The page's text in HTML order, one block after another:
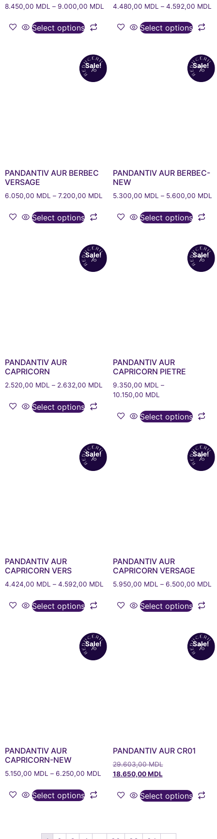
8.450,00 MDL – 9.000,00 MDL
Select options
4.480,00 MDL – 4.592,00 MDL
Select options
Sale!
PANDANTIV AUR BERBEC
VERSAGE
6.050,00 MDL – 7.200,00 MDL
Select options
Sale!
PANDANTIV AUR BERBEC-
NEW
5.300,00 MDL – 5.600,00 MDL
Select options
Sale!
PANDANTIV AUR
CAPRICORN
2.520,00 MDL – 2.632,00 MDL
Select options
Sale!
PANDANTIV AUR
CAPRICORN PIETRE
9.350,00 MDL –
10.150,00 MDL
Select options
Sale!
PANDANTIV AUR
CAPRICORN VERS
4.424,00 MDL – 4.592,00 MDL
Select options
Sale!
PANDANTIV AUR
CAPRICORN VERSAGE
5.950,00 MDL – 6.500,00 MDL
Select options
Sale!
PANDANTIV AUR
CAPRICORN-NEW
5.150,00 MDL – 6.250,00 MDL
Select options
Sale!
PANDANTIV AUR CR01
29.603,00MDL
18.650,00MDL
Select options